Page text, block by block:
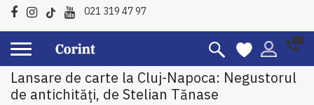
021 319 47 97
Lansare de carte la Cluj-Napoca: Negustorul
de antichități, de Stelian Tănase